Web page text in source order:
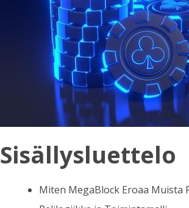
Sisällysluettelo
Miten MegaBlock Eroaa Muista